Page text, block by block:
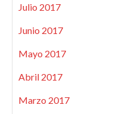
Julio 2017
Junio 2017
Mayo 2017
Abril 2017
Marzo 2017